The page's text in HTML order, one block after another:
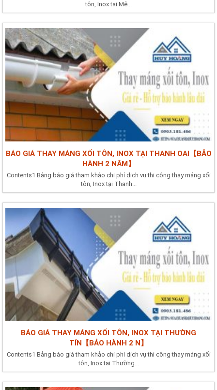
tôn, Inox tại Mê...
BÁO GIÁ THAY MÁNG XỐI TÔN, INOX TẠI THANH OAI【BẢO
HÀNH 2 NĂM】
Contents1 Bảng báo giá tham khảo chi phí dịch vụ thi công thay máng xối
tôn, Inox tại Thanh...
BÁO GIÁ THAY MÁNG XỐI TÔN, INOX TẠI THƯỜNG
TÍN【BẢO HÀNH 2 N】
Contents1 Bảng báo giá tham khảo chi phí dịch vụ thi công thay máng xối
tôn, Inox tại Thường...